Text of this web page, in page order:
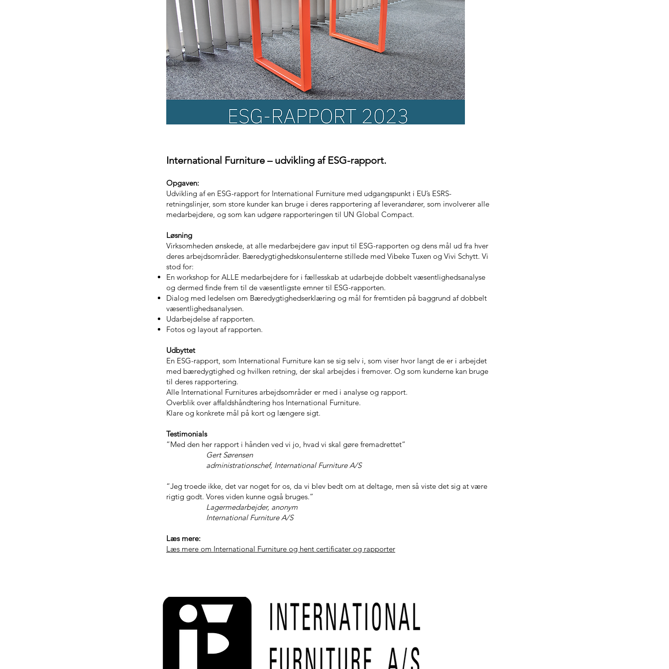
International Furniture – udvikling af ESG-rapport.
Opgaven:
Udvikling af en ESG-rapport for International Furniture med udgangspunkt i EU’s ESRS-
retningslinjer, som store kunder kan bruge i deres rapportering af leverandører, som involverer alle
medarbejdere, og som kan udgøre rapporteringen til UN Global Compact.
Løsning
Virksomheden ønskede, at alle medarbejdere gav input til ESG-rapporten og dens mål ud fra hver
deres arbejdsområder. Bæredygtighedskonsulenterne stillede med Vibeke Tuxen og Vivi Schytt. Vi
stod for:
En workshop for ALLE medarbejdere for i fællesskab at udarbejde dobbelt væsentlighedsanalyse
og dermed finde frem til de væsentligste emner til ESG-rapporten.
Dialog med ledelsen om Bæredygtighedserklæring og mål for fremtiden på baggrund af dobbelt
væsentlighedsanalysen.
Udarbejdelse af rapporten.
Fotos og layout af rapporten.
Udbyttet
En ESG-rapport, som International Furniture kan se sig selv i, som viser hvor langt de er i arbejdet
med bæredygtighed og hvilken retning, der skal arbejdes i fremover. Og som kunderne kan bruge
til deres rapportering.
Alle International Furnitures arbejdsområder er med i analyse og rapport.
Overblik over affaldshåndtering hos International Furniture.
Klare og konkrete mål på kort og længere sigt.
Testimonials
”Med den her rapport i hånden ved vi jo, hvad vi skal gøre fremadrettet”
Gert Sørensen
administrationschef, International Furniture A/S
“Jeg troede ikke, det var noget for os, da vi blev bedt om at deltage, men så viste det sig at være
rigtig godt. Vores viden kunne også bruges.”
Lagermedarbejder, anonym
International Furniture A/S
Læs mere:
Læs mere om International Furniture og hent certificater og rapporter